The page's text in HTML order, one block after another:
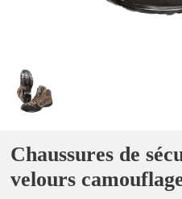
Chaussures de
velours